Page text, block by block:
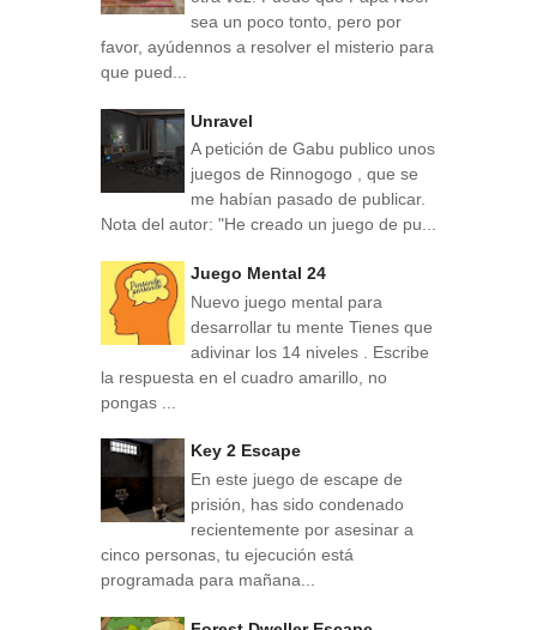
sea un poco tonto, pero por
favor, ayúdennos a resolver el misterio para
que pued...
Unravel
A petición de Gabu publico unos
juegos de Rinnogogo , que se
me habían pasado de publicar.
Nota del autor: "He creado un juego de pu...
Juego Mental 24
Nuevo juego mental para
desarrollar tu mente Tienes que
adivinar los 14 niveles . Escribe
la respuesta en el cuadro amarillo, no
pongas ...
Key 2 Escape
En este juego de escape de
prisión, has sido condenado
recientemente por asesinar a
cinco personas, tu ejecución está
programada para mañana...